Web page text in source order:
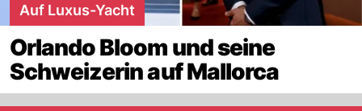
Auf Luxus-Yacht
Orlando Bloom und seine
Schweizerin auf Mallorca